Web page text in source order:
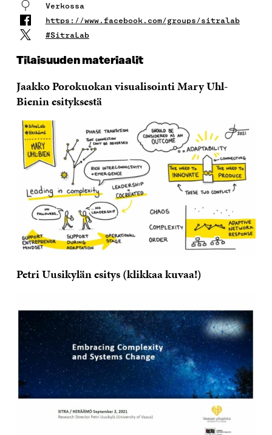
Verkossa
https://www.facebook.com/groups/sitralab
#SitraLab
Tilaisuuden materiaalit
Jaakko Porokuokan visualisointi Mary Uhl-
Bienin esityksestä
Petri Uusikylän esitys (klikkaa kuvaa!)